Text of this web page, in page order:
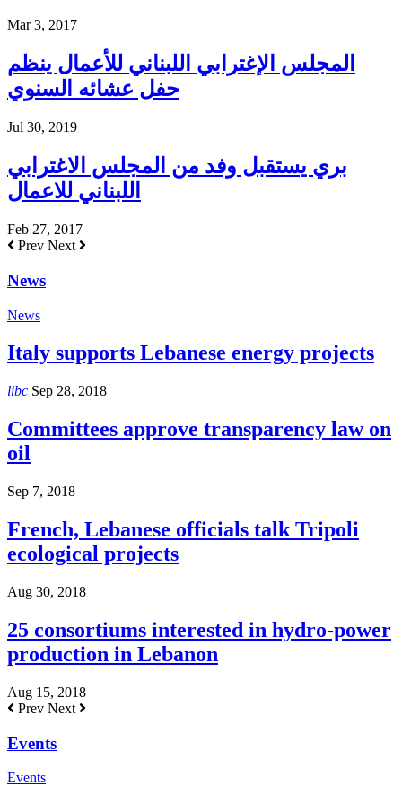
Mar 3, 2017
المجلس الإغترابي اللبناني للأعمال ينظم
حفل عشائه السنوي
Jul 30, 2019
بري يستقبل وفد من المجلس الاغترابي
اللبناني للاعمال
Feb 27, 2017
Prev Next
News
News
Italy supports Lebanese energy projects
libc Sep 28, 2018
Committees approve transparency law on
oil
Sep 7, 2018
French, Lebanese officials talk Tripoli
ecological projects
Aug 30, 2018
25 consortiums interested in hydro-power
production in Lebanon
Aug 15, 2018
Prev Next
Events
Events